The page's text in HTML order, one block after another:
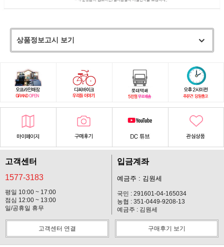
상품정보고시 보기
고객센터
1577-3183
평일 10:00 ~ 17:00
점심 12:00 ~ 13:00
일/공휴일 휴무
입금계좌
예금주 : 김원세
국민 : 291601-04-165034
농협 : 351-0449-9208-13
예금주 : 김원세
고객센터 연결 구매후기 보기